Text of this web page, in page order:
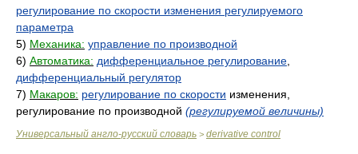
регулирование по скорости изменения регулируемого
параметра
5) Механика: управление по производной
6) Автоматика: дифференциальное регулирование
дифференциальный регулятор
7) Макаров: регулирование по скорости изменения,
регулирование по производной (регулируемой величины)
Универсальный англо-русский словарь > derivative control